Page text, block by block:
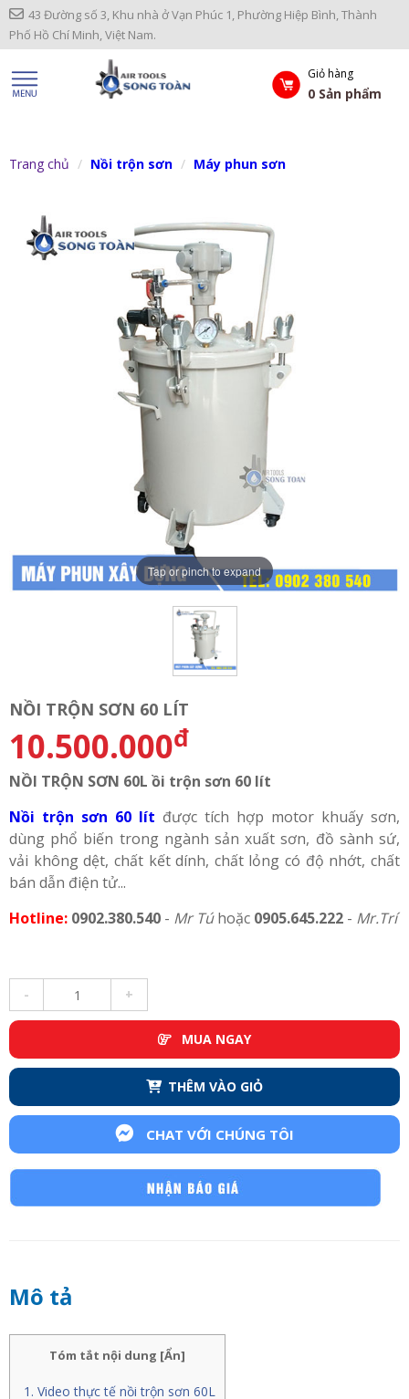
43 Đường số 3, Khu nhà ở Vạn Phúc 1, Phường Hiệp Bình, Thành
Phố Hồ Chí Minh, Việt Nam.
Giỏ hàng
0 Sản phẩm
Trang chủ Nồi trộn sơn Máy phun sơn
Tap or pinch to expand
NỒI TRỘN SƠN 60 LÍT
10.500.000đ
NỒI TRỘN SƠN 60L ồi trộn sơn 60 lít
Nồi trộn sơn 60 lít được tích hợp motor khuấy sơn,
dùng phổ biến trong ngành sản xuất sơn, đồ sành sứ,
vải không dệt, chất kết dính, chất lỏng có độ nhớt, chất
bán dẫn điện tử...
Hotline: 0902.380.540 - Mr Túhoặc 0905.645.222 - Mr.Trí
- +
MUA NGAY
THÊM VÀO GIỎ
CHAT VỚI CHÚNG TÔI
Mô tả
Tóm tắt nội dung [Ẩn]
Video thực tế nồi trộn sơn 60L